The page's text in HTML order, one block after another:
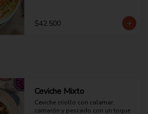
salsa oriental, tortilla de huevo y
un toque de ciboulette.
$42.500
Ceviche Mixto
Ceviche criollo con calamar,
camarón y pescado con un toque